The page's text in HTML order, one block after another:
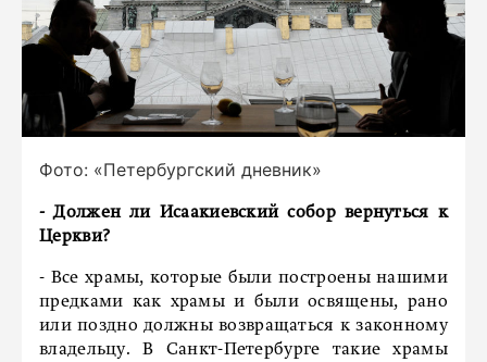
Фото: «Петербургский дневник»
- Должен ли Исаакиевский собор вернуться к
Церкви?
- Все храмы, которые были построены нашими
предками как храмы и были освящены, рано
или поздно должны возвращаться к законному
владельцу. В Санкт-Петербурге такие храмы